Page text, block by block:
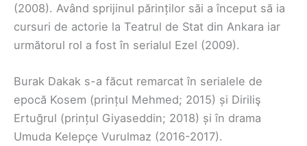
(2008). Având sprijinul părinților săi a început să ia
cursuri de actorie la Teatrul de Stat din Ankara iar
următorul rol a fost în serialul Ezel (2009).
Burak Dakak s-a făcut remarcat în serialele de
epocă Kosem (prințul Mehmed; 2015) și Diriliş
Ertuğrul (prințul Giyaseddin; 2018) și în drama
Umuda Kelepçe Vurulmaz (2016-2017).